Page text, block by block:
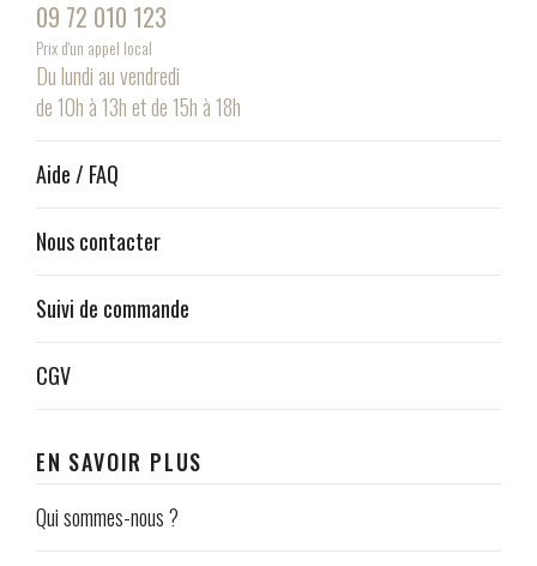
09 72 010 123
Prix d'un appel local
Du lundi au vendredi
de 10h à 13h et de 15h à 18h
Aide / FAQ
Nous contacter
Suivi de commande
CGV
EN SAVOIR PLUS
Qui sommes-nous ?